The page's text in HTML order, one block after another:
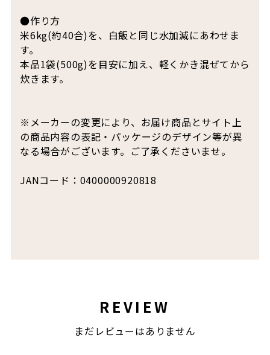
●作り方
米6kg(約40合)を、白飯と同じ水加減にあわせま
す。
本品1袋(500g)を目安に加え、軽くかき混ぜてから
炊きます。
※メーカーの変更により、お届け商品とサイト上
の商品内容の表記・パッケージのデザイン等が異
なる場合がございます。ご了承くださいませ。
JANコード：0400000920818
REVIEW
まだレビューはありません